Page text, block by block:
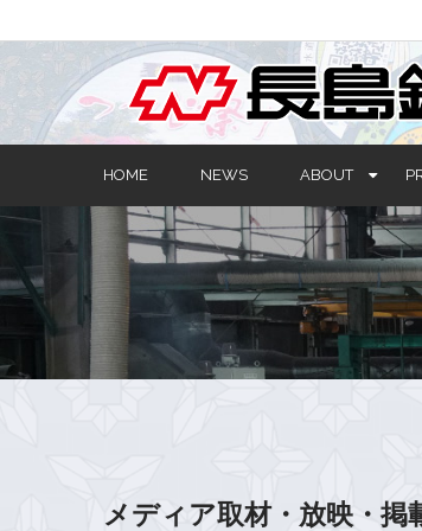
HOME NEWS ABOUT
メディア取材・放映・掲